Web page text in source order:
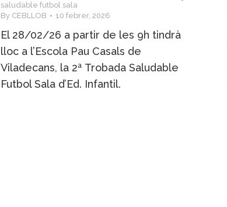
saludable futbol sala
By CEBLLOB 10 febrer, 2026
El 28/02/26 a partir de les 9h tindrà
lloc a l’Escola Pau Casals de
Viladecans, la 2ª Trobada Saludable
Futbol Sala d’Ed. Infantil.